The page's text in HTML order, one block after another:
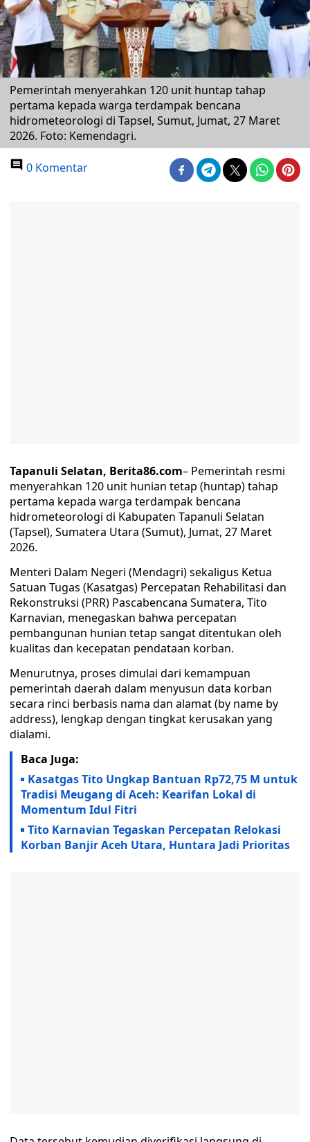
Pemerintah menyerahkan 120 unit huntap tahap
pertama kepada warga terdampak bencana
hidrometeorologi di Tapsel, Sumut, Jumat, 27 Maret
2026. Foto: Kemendagri.
0 Komentar
Tapanuli Selatan, Berita86.com– Pemerintah resmi
menyerahkan 120 unit hunian tetap (huntap) tahap
pertama kepada warga terdampak bencana
hidrometeorologi di Kabupaten Tapanuli Selatan
(Tapsel), Sumatera Utara (Sumut), Jumat, 27 Maret
2026.
Menteri Dalam Negeri (Mendagri) sekaligus Ketua
Satuan Tugas (Kasatgas) Percepatan Rehabilitasi dan
Rekonstruksi (PRR) Pascabencana Sumatera, Tito
Karnavian, menegaskan bahwa percepatan
pembangunan hunian tetap sangat ditentukan oleh
kualitas dan kecepatan pendataan korban.
Menurutnya, proses dimulai dari kemampuan
pemerintah daerah dalam menyusun data korban
secara rinci berbasis nama dan alamat (by name by
address), lengkap dengan tingkat kerusakan yang
dialami.
Baca Juga:
Kasatgas Tito Ungkap Bantuan Rp72,75 M untuk
Tradisi Meugang di Aceh: Kearifan Lokal di
Momentum Idul Fitri
Tito Karnavian Tegaskan Percepatan Relokasi
Korban Banjir Aceh Utara, Huntara Jadi Prioritas